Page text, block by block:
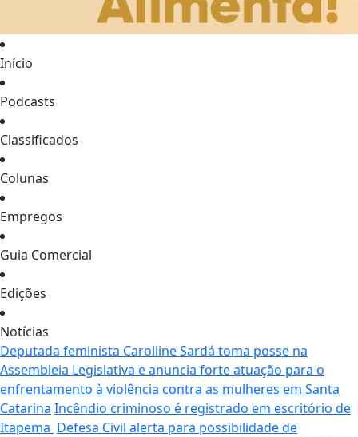
Início
Podcasts
Classificados
Colunas
Empregos
Guia Comercial
Edições
Notícias
Deputada feminista Carolline Sardá toma posse na
Assembleia Legislativa e anuncia forte atuação para o
enfrentamento à violência contra as mulheres em Santa
Catarina Incêndio criminoso é registrado em escritório de
Itapema Defesa Civil alerta para possibilidade de